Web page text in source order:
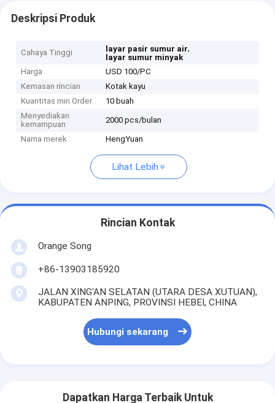
Deskripsi Produk
Cahaya Tinggi layar pasir sumur air,
layar sumur minyak
Harga
USD 100/PC
Kemasan rincian
Kotak kayu
Kuantitas min Order
10 buah
Menyediakan
kemampuan
2000 pcs/bulan
Nama merek HengYuan
Lihat Lebih
Rincian Kontak
Orange Song
+86-13903185920
JALAN XING'AN SELATAN (UTARA DESA XUTUAN),
KABUPATEN ANPING, PROVINSI HEBEI, CHINA
Hubungi sekarang
Dapatkan Harga Terbaik Untuk